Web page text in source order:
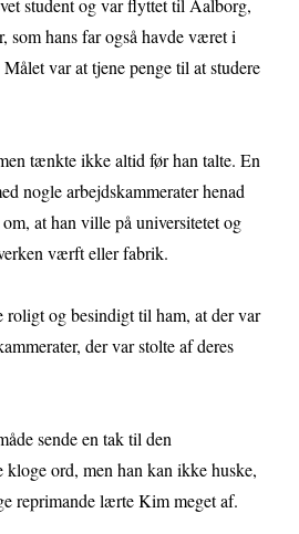
student og var flyttet til Aalborg,
som hans far også havde været i
var at tjene penge til at studere
tænkte ikke altid før han talte. En
nogle arbejdskammerater henad
at han ville på universitetet og
værft eller fabrik.
roligt og besindigt til ham, at der var
der var stolte af deres
sende en tak til den
kloge ord, men han kan ikke huske,
reprimande lærte Kim meget af.